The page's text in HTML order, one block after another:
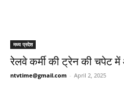
मध्य प्रदेश
रेलवे कर्मी की ट्रेन की चपेट
ntvtime@gmail.com - April 2, 2025